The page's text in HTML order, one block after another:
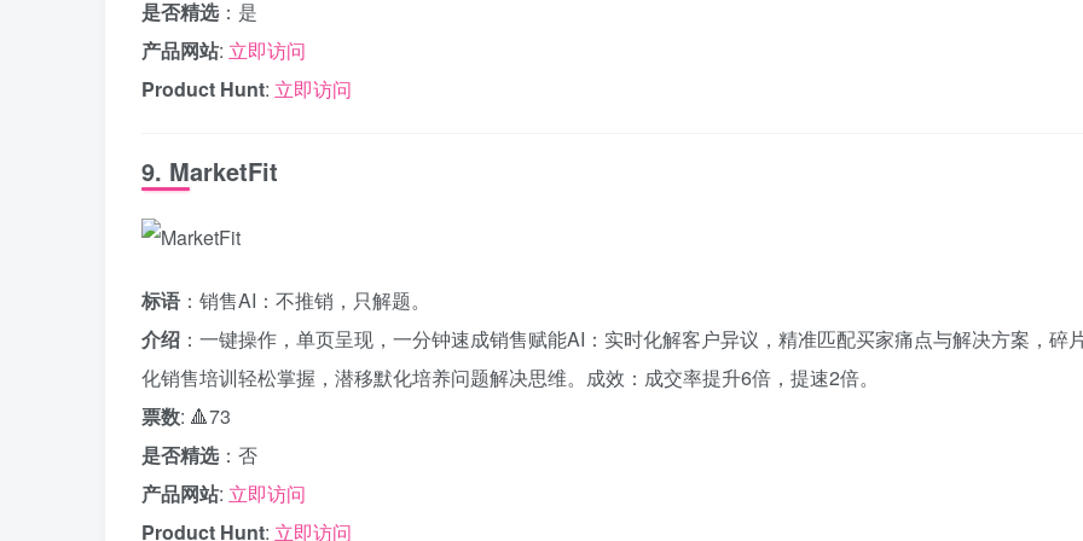
是否精选：是
产品网站: 立即访问
Product Hunt: 立即访问
9. MarketFit
标语 ：销售AI：不推销，只解题。
介绍 ：一键操作，单页呈现，一分钟速成销售赋能AI：实时化解客户异议，精准匹配买家痛点与解决方案，碎
化销售培训轻松掌握，潜移默化培养问题解决思维。成效：成交率提升6倍，提速2倍。
票数: 🔺73
是否精选：否
产品网站: 立即访问
Product Hunt: 立即访问